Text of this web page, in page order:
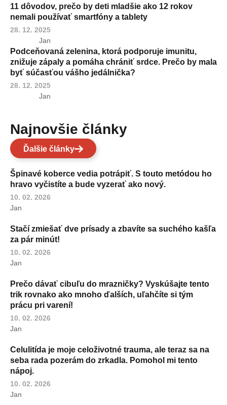
11 dôvodov, prečo by deti mladšie ako 12 rokov
nemali používať smartfóny a tablety
28. 12. 2025
Jan
Podceňovaná zelenina, ktorá podporuje imunitu,
znižuje zápaly a pomáha chrániť srdce. Prečo by mala
byť súčasťou vášho jedálnička?
28. 12. 2025
Jan
Najnovšie články
Ďalšie články
Špinavé koberce vedia potrápiť. S touto metódou ho
hravo vyčistíte a bude vyzerať ako nový.
10. 02. 2026
Jan
Stačí zmiešať dve prísady a zbavíte sa suchého kašľa
za pár minút!
10. 02. 2026
Jan
Prečo dávať cibuľu do mrazničky? Vyskúšajte tento
trik rovnako ako mnoho ďalších, uľahčíte si tým
prácu pri varení!
10. 02. 2026
Jan
Celulitída je moje celoživotné trauma, ale teraz sa na
seba rada pozerám do zrkadla. Pomohol mi tento
nápoj.
10. 02. 2026
Jan